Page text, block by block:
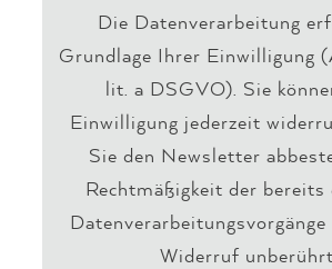
Die Datenverarbeitung
Grundlage Ihrer Einwilligung
lit. a DSGVO). Sie
Einwilligung jederzeit
Sie den Newsletter
Rechtmäßigkeit der bereits
Widerruf unberührt.